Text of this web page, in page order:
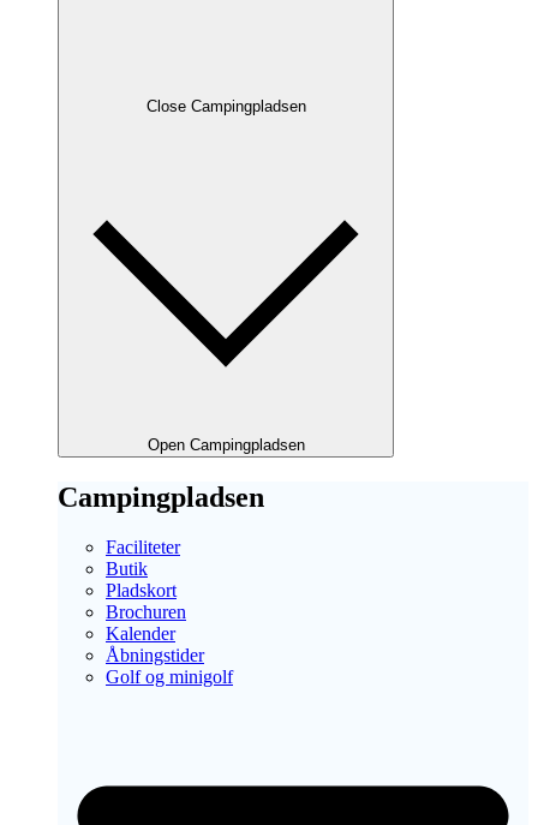
Close Campingpladsen
Open Campingpladsen
Campingpladsen
Faciliteter
Butik
Pladskort
Brochuren
Kalender
Åbningstider
Golf og minigolf